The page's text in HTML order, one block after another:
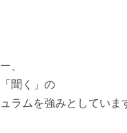
、
聞く」の
ラムを強みとしていま